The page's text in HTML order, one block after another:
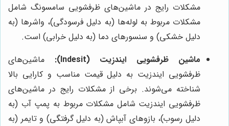
مشکلات رایج در ماشین‌های ظرفشویی سامسونگ شامل
مشکلات مربوط به لوله‌ها (به دلیل فرسودگی)، واشرها (به
دلیل خشکی) و سنسورهای دما (به دلیل خرابی) است.
ماشین ظرفشویی ایندزیت (Indesit):
ماشین‌های
ظرفشویی ایندزیت به دلیل قیمت مناسب و کارایی بالا
شناخته می‌شوند. برخی از مشکلات رایج در ماشین‌های
ظرفشویی ایندزیت شامل مشکلات مربوط به پمپ آب (به
دلیل رسوب)، بازوهای آبپاش (به دلیل گرفتگی) و تایمر (به